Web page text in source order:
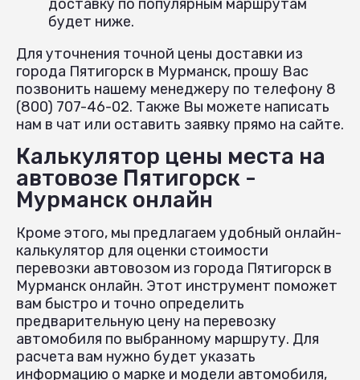
доставку по популярным маршрутам
будет ниже.
Для уточнения точной цены доставки из
города Пятигорск в Мурманск, прошу Вас
позвонить нашему менеджеру по телефону 8
(800) 707-46-02. Также Вы можете написать
нам в чат или оставить заявку прямо на сайте.
Калькулятор цены места на
автовозе Пятигорск -
Мурманск онлайн
Кроме этого, мы предлагаем удобный онлайн-
калькулятор для оценки стоимости
перевозки автовозом из города Пятигорск в
Мурманск онлайн. Этот инструмент поможет
вам быстро и точно определить
предварительную цену на перевозку
автомобиля по выбранному маршруту. Для
расчета вам нужно будет указать
информацию о марке и модели автомобиля,